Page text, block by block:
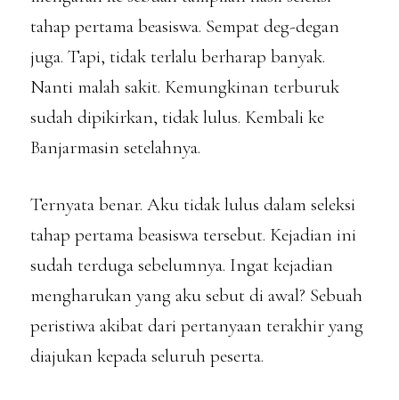
tahap pertama beasiswa. Sempat deg-degan
juga. Tapi, tidak terlalu berharap banyak.
Nanti malah sakit. Kemungkinan terburuk
sudah dipikirkan, tidak lulus. Kembali ke
Banjarmasin setelahnya.
Ternyata benar. Aku tidak lulus dalam seleksi
tahap pertama beasiswa tersebut. Kejadian ini
sudah terduga sebelumnya. Ingat kejadian
mengharukan yang aku sebut di awal? Sebuah
peristiwa akibat dari pertanyaan terakhir yang
diajukan kepada seluruh peserta.